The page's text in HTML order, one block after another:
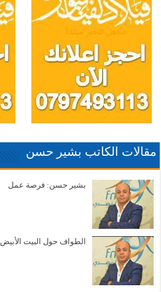
مقالات الكاتب بشير حسن
بشير حسن: فرصة عمل
الطواف حول البيت الأبيض